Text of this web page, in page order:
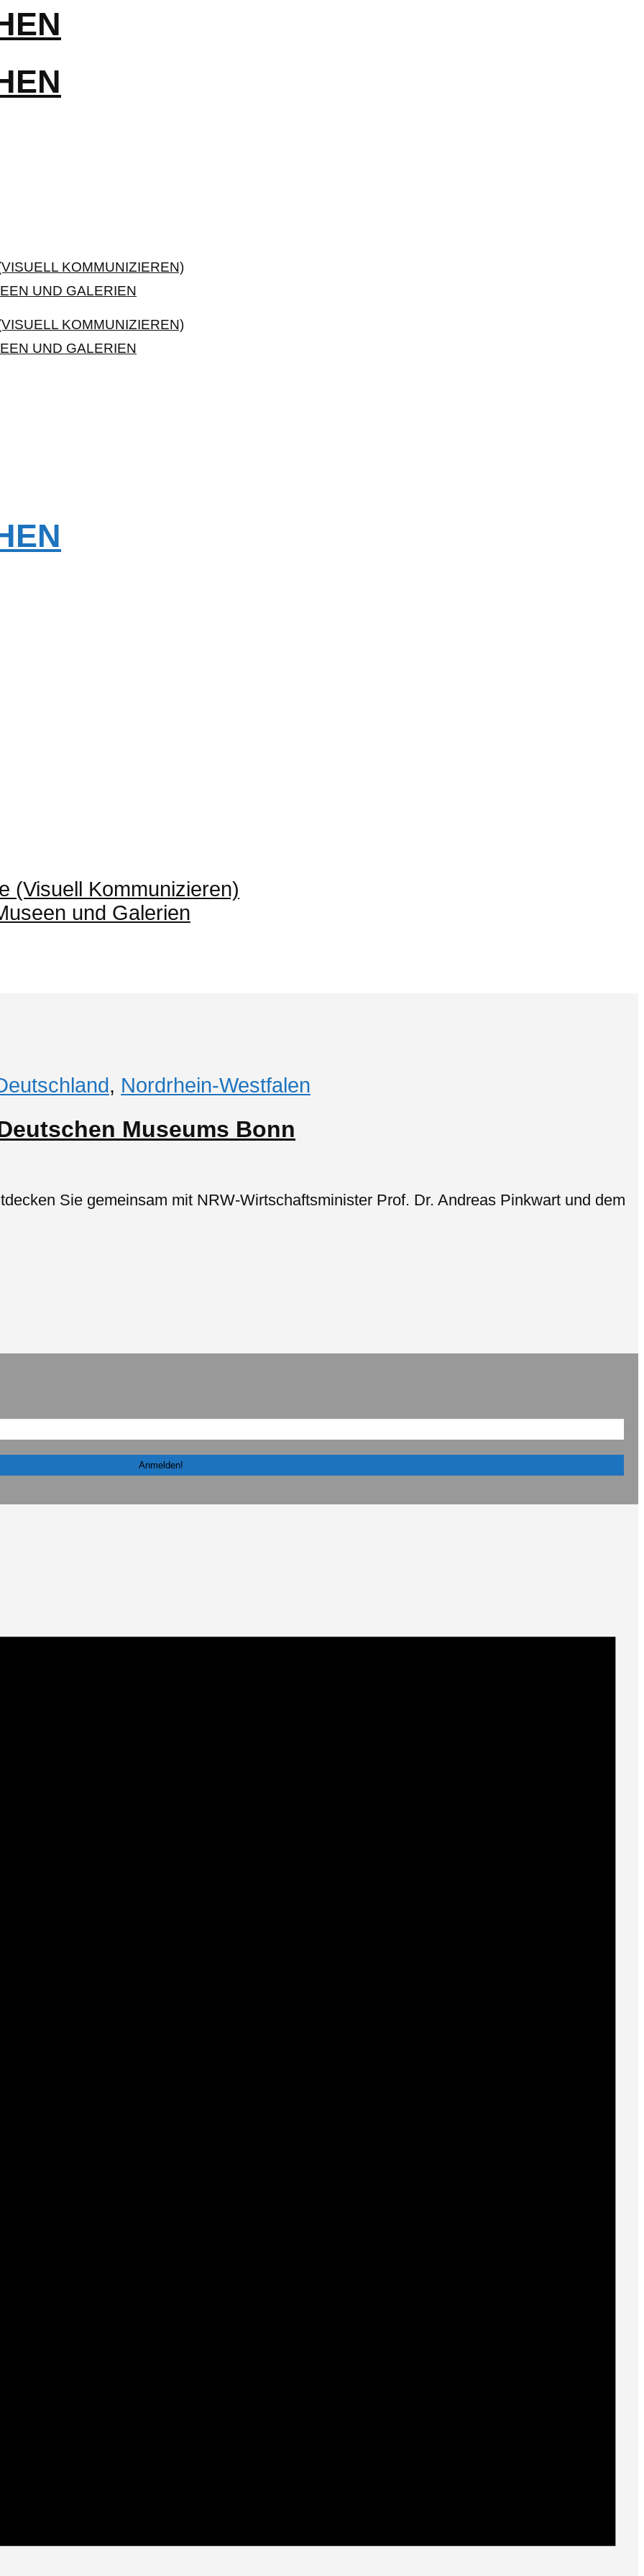
KOMMUNIZIEREN)
UND GALERIEN
KOMMUNIZIEREN)
UND GALERIEN
(Visuell Kommunizieren)
und Galerien
, Nordrhein-Westfalen
Museums Bonn
Sie gemeinsam mit NRW-Wirtschaftsminister Prof. Dr. Andreas Pinkwart und dem